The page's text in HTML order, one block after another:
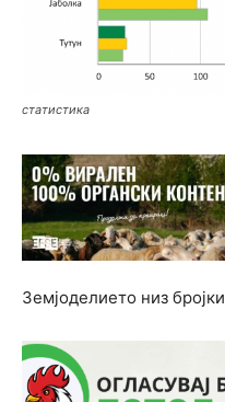
статистика
Земјоделието низ бројки